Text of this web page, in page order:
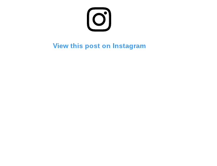
View this post on Instagram